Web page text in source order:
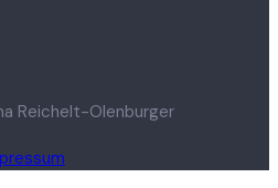
Irina Reichelt-Olenburger